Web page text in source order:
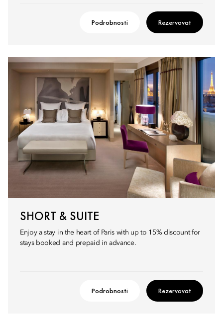
Podrobnosti Rezervovat
SHORT & SUITE
Enjoy a stay in the heart of Paris with up to 15% discount for
stays booked and prepaid in advance.
Podrobnosti Rezervovat